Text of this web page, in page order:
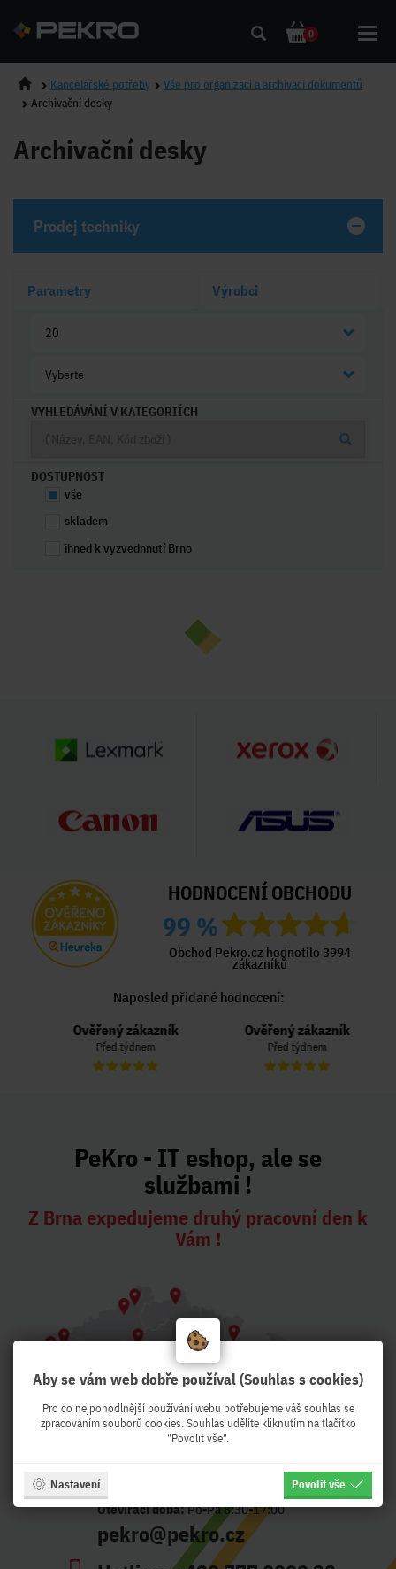
0
Kancelářské potřeby
Vše pro organizaci a archivaci dokumentů
Archivační desky
Archivační desky
Prodej techniky
Parametry Výrobci
20
Vyberte
VYHLEDÁVÁNÍ V KATEGORIÍCH
DOSTUPNOST
vše
skladem
ihned k vyzvednnutí Brno
HODNOCENÍ OBCHODU
99 %
Obchod Pekro.cz hodnotilo 3994
zákazníků
Naposled přidané hodnocení:
Ověřený zákazník
Před týdnem
Ověřený zákazník
Před týdnem
PeKro - IT eshop, ale se
službami !
Z Brna expedujeme druhý pracovní den k
Vám !
Adresa:
Otevírací doba:Po-Pá 8:30-17:00
pekro@pekro.cz
Aby se vám web dobře používal (Souhlas s cookies)
Pro co nejpohodlnější používání webu potřebujeme váš souhlas se
zpracováním souborů cookies. Souhlas udělíte kliknutím na tlačítko
"Povolit vše".
Nastavení Povolit vše